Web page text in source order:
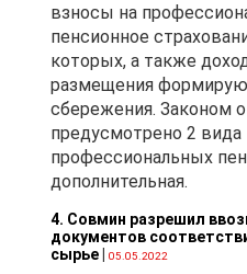
взносы на
пенсионное
которых, а также
размещения
сбережения. Законом
предусмотрено 2 вида
профессиональных
дополнительная.
4. Совмин разрешил
документов
сырье| 05.05.2022